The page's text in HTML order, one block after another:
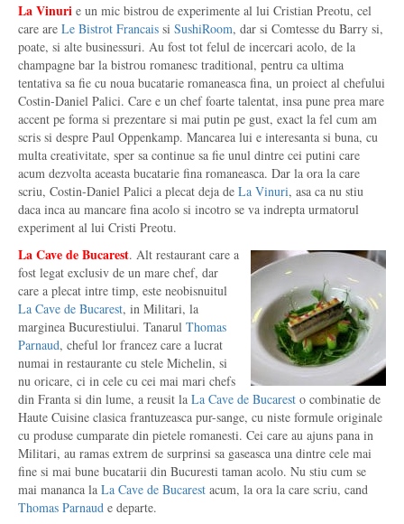
La Vinuri e un mic bistrou de experimente al lui Cristian Preotu, cel
care are Le Bistrot Francais si SushiRoom, dar si Comtesse du Barry si,
poate, si alte businessuri. Au fost tot felul de incercari acolo, de la
champagne bar la bistrou romanesc traditional, pentru ca ultima
tentativa sa fie cu noua bucatarie romaneasca fina, un proiect al chefului
Costin-Daniel Palici. Care e un chef foarte talentat, insa pune prea mare
accent pe forma si prezentare si mai putin pe gust, exact la fel cum am
scris si despre Paul Oppenkamp. Mancarea lui e interesanta si buna, cu
multa creativitate, sper sa continue sa fie unul dintre cei putini care
acum dezvolta aceasta bucatarie fina romaneasca. Dar la ora la care
scriu, Costin-Daniel Palici a plecat deja de La Vinuri, asa ca nu stiu
daca inca au mancare fina acolo si incotro se va indrepta urmatorul
experiment al lui Cristi Preotu.
La Cave de Bucarest. Alt restaurant care a
fost legat exclusiv de un mare chef, dar
care a plecat intre timp, este neobisnuitul
La Cave de Bucarest, in Militari, la
marginea Bucurestiului. Tanarul Thomas
Parnaud, cheful lor francez care a lucrat
numai in restaurante cu stele Michelin, si
nu oricare, ci in cele cu cei mai mari chefs
din Franta si din lume, a reusit la La Cave de Bucarest o combinatie de
Haute Cuisine clasica frantuzeasca pur-sange, cu niste formule originale
cu produse cumparate din pietele romanesti. Cei care au ajuns pana in
Militari, au ramas extrem de surprinsi sa gaseasca una dintre cele mai
fine si mai bune bucatarii din Bucuresti taman acolo. Nu stiu cum se
mai mananca la La Cave de Bucarest acum, la ora la care scriu, cand
Thomas Parnaud e departe.